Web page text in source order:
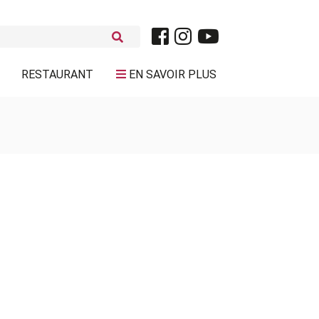
RESTAURANT EN SAVOIR PLUS